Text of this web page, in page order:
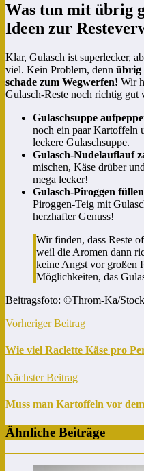
Was tun mit übrig
Ideen zur
Klar, Gulasch ist superlecker,
viel. Kein Problem, denn übrig
schade zum Wegwerfen! Wir
Gulasch-Reste noch richtig gut
Gulaschsuppe
noch ein paar Kartoffeln
leckere Gulaschsuppe.
Gulasch-Nudelauflauf
mischen, Käse drüber
mega lecker!
Gulasch-Piroggen
Piroggen-Teig mit
herzhafter Genuss!
Wir finden, dass Reste
weil die Aromen dann
keine Angst vor großen
Möglichkeiten, das
Beitragsfoto: ©Throm-Ka/
Vorheriger Beitrag
Wie viel Raclette Käse pro
Nächster Beitrag
Muss man Kartoffeln vor
Ähnliche Beiträge